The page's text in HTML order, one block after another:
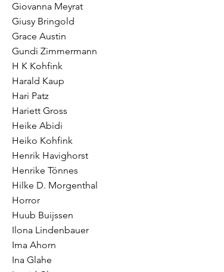
Giovanna Meyrat
Giusy Bringold
Grace Austin
Gundi Zimmermann
H K Kohfink
Harald Kaup
Hari Patz
Hariett Gross
Heike Abidi
Heiko Kohfink
Henrik Havighorst
Henrike Tönnes
Hilke D. Morgenthal
Horror
Huub Buijssen
Ilona Lindenbauer
Ima Ahorn
Ina Glahe